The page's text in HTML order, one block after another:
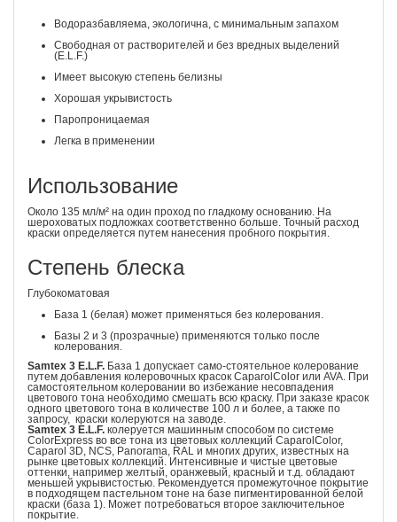
Водоразбавляема, экологична, с минимальным запахом
Свободная от растворителей и без вредных выделений
(E.L.F.)
Имеет высокую степень белизны
Хорошая укрывистость
Паропроницаемая
Легка в применении
Использование
Около 135 мл/м² на один проход по гладкому основанию. На
шероховатых подложках соответственно больше. Точный расход
краски определяется путем нанесения пробного покрытия.
Степень блеска
Глубокоматовая
База 1 (белая) может при­­­меняться без колерования.
Базы 2 и 3 (прозрачные) применяются только после
колерования.
Samtex 3 E.L.F. База 1 допускает само-стоятельное колерование
путем добавления колеровочных красок CaparolColor или AVA. При
самостоятельном колеровании во избежание несовпадения
цветового тона необходимо смешать всю краску. При заказе красок
одного цветового тона в количестве 100 л и более, а также по
запросу, краски колеруются на заводе.
Samtex 3 E.L.F. колеруется машинным способом по системе
ColorExpress во все тона из цветовых коллекций CaparolColor,
Caparol 3D, NCS, Panorama, RAL и многих других, известных на
рынке цветовых коллекций. Интенсивные и чистые цветовые
оттенки, например желтый, оранже­вый, красный и т.д. обладают
мень­шей укрывистостью. Рекомендуется про­межуточное по­крытие
в подходящем пастельном тоне на базе пигментиро­ванной белoй
краски (база 1). Может потребоваться второе заключи­тельное
покрытие.